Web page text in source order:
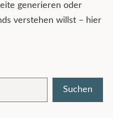
generieren oder
verstehen willst – hier
Suchen